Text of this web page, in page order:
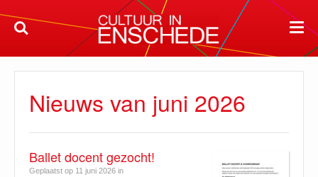
Nieuws van juni 2026
Ballet docent gezocht!
Geplaatst op 11 juni 2026 in